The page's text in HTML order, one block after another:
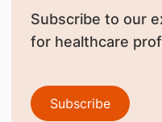
Subscribe to our
for healthcare
Subscribe